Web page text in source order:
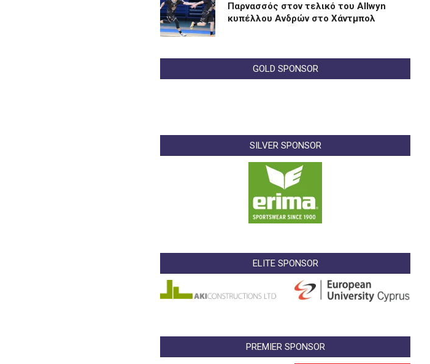
Παρνασσός στον τελικό του Allwyn
κυπέλλου Ανδρών στο Χάντμπολ
GOLD SPONSOR
SILVER SPONSOR
ELITE SPONSOR
PREMIER SPONSOR